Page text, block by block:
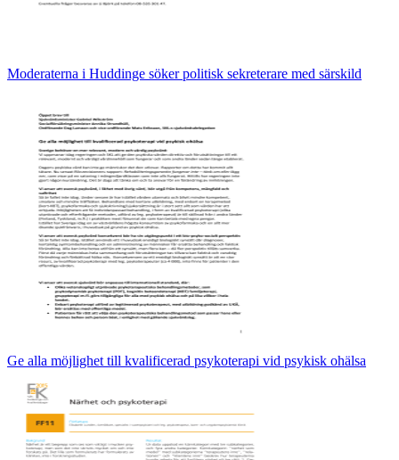
Moderaterna i Huddinge söker politisk sekreterare med särskild
Ge alla möjlighet till kvalificerad psykoterapi vid psykisk ohälsa